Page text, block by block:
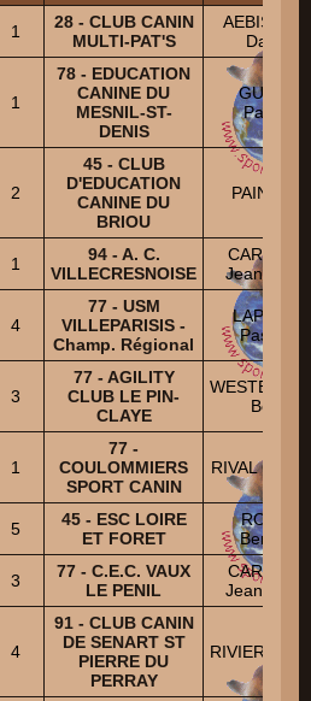
1
28 - CLUB CANIN
MULTI-PAT'S
Daniel
1
78 - EDUCATION
CANINE DU
MESNIL-ST-
DENIS
GUSTIN
Patrice
2
45 - CLUB
D'EDUCATION
CANINE DU
BRIOU
PAIN Alain
1
94 - A. C.
VILLECRESNOISE
Jean-
4
77 - USM
VILLEPARISIS -
Champ. Régional
LAPEYRE
Pascale
3
77 - AGILITY
CLUB LE PIN-
CLAYE
Betty
1
77 -
COULOMMIERS
SPORT CANIN
RIVAL
5
45 - ESC LOIRE
ET FORET
ROSER
Bernard
3
77 - C.E.C. VAUX
LE PENIL
Jean-
4
91 - CLUB CANIN
DE SENART ST
PIERRE DU
PERRAY
RIVIERE